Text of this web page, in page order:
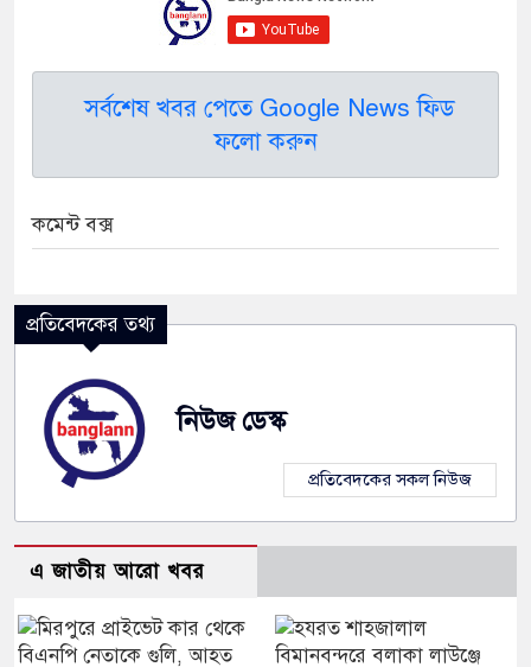
সর্বশেষ খবর পেতে Google News ফিড
ফলো করুন
কমেন্ট বক্স
প্রতিবেদকের তথ্য
নিউজ ডেস্ক
প্রতিবেদকের সকল নিউজ
এ জাতীয় আরো খবর